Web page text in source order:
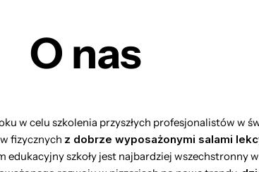
O nas
w celu szkolenia przyszłych profesjonalistów w
fizycznych z dobrze wyposażonymi salami
edukacyjny szkoły jest najbardziej wszechstronny